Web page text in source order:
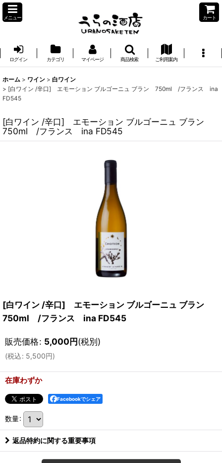
メニュー カート
ログイン カテゴリ マイページ 商品検索 ご利用案内
ホーム > ワイン > 白ワイン
> [白ワイン /辛口] エモーション ブルゴーニュ ブラン 750ml /フランス ina
FD545
[白ワイン /辛口] エモーション ブルゴーニュ ブラン
750ml /フランス ina FD545
[白ワイン /辛口] エモーション ブルゴーニュ ブラン
750ml /フランス ina FD545
販売価格: 5,000円(税別)
(税込: 5,500円)
在庫わずか
Facebookでシェア
数量:
返品特約に関する重要事項